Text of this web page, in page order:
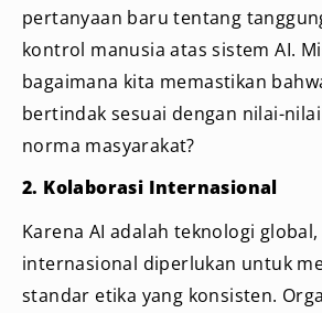
pertanyaan baru tentang
kontrol manusia atas sistem AI.
bagaimana kita memastikan
bertindak sesuai dengan nilai-
norma masyarakat?
2. Kolaborasi Internasional
Karena AI adalah teknologi
internasional diperlukan untuk
standar etika yang konsisten.